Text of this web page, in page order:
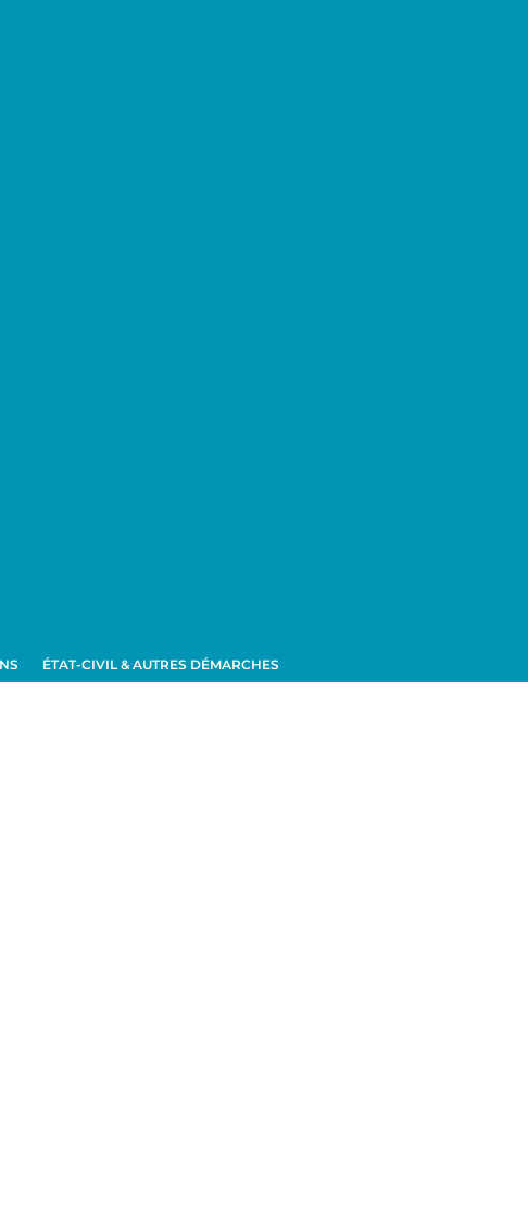
ÉTAT-CIVIL & AUTRES DÉMARCHES